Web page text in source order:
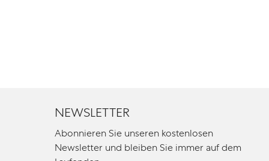
NEWSLETTER
Abonnieren Sie unseren kostenlosen
Newsletter und bleiben Sie immer auf dem